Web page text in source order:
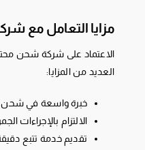
مزايا التعامل مع
الاعتماد على شركة شحن
العديد من المزايا:
خبرة واسعة في شحن
الالتزام بالإجراءات
تقديم خدمة تتبع